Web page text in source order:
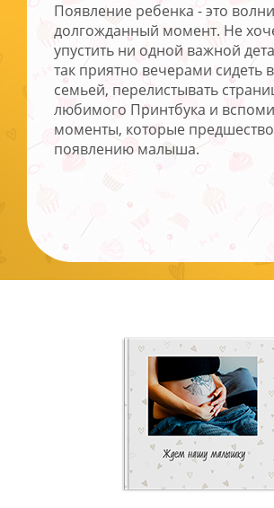
Появление ребенка - это
долгожданный момент. Не
упустить ни одной важной
так приятно вечерами сидеть
семьей, перелистывать
любимого Принтбука и
моменты, которые
появлению малыша.